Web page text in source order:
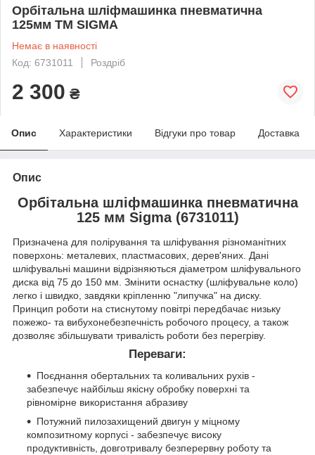
Орбітальна шліфмашинка пневматична
125мм ТМ SIGMA
Немає в наявності
Код: 6731011
Роздріб
2 300 ₴
Опис Характеристики Відгуки про товар Доставка
Опис
Орбітальна шліфмашинка пневматична
125 мм Sigma (6731011)
Призначена для полірування та шліфування різноманітних
поверхонь: металевих, пластмасових, дерев'яних. Дані
шліфувальні машини відрізняються діаметром шліфувального
диска від 75 до 150 мм. Змінити оснастку (шліфувальне коло)
легко і швидко, завдяки кріпленню "липучка" на диску.
Принцип роботи на стиснутому повітрі передбачає низьку
пожежо- та вибухонебезпечність робочого процесу, а також
дозволяє збільшувати тривалість роботи без перегріву.
Переваги:
Поєднання обертальних та коливальних рухів -
забезпечує найбільш якісну обробку поверхні та
рівномірне використання абразиву
Потужний пилозахищений двигун у міцному
композитному корпусі - забезпечує високу
продуктивність, довготривалу безперервну роботу та